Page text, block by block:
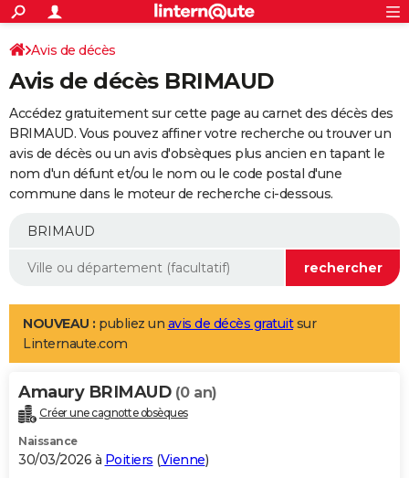
ACTUALITÉS
Politique
Société
Faits Divers
Education
Monde
Villes
+
SPORT
Coupe du monde 2026
Football
Tennis
Cyclisme
Rugby
Forum
Programme TV
TNT
Streaming
Cinéma
Sorties cinéma
Musique
+
FINANCE
Retraite
Epargne
Immobilier
Risques naturels par ville
Banque
Assurance
AUTO
Essais
Réserver un essai
Citadines
Berlines
SUV
Forum auto
+
Mobiles
Meilleur smartphone
Internet
Ordinateurs
Jeux vidéo
Guide high-tech
Aménagement intérieur
LIFESTYLE
Art de vivre
Bien-être
Loisirs
Mode
Modes de vie
Alimentation
Guide de la santé
Maladies
Médicaments
Sommeil
VOYAGE
Destinations
City break
Voyage nature
Voyage de noces
Forum
Climat
+PHOTO
GUIDES D'ACHAT
Avis de décès
Avis de décès BRIMAUD
Accédez gratuitement sur cette page au carnet des décès des
BRIMAUD. Vous pouvez affiner votre recherche ou trouver un
avis de décès ou un avis d'obsèques plus ancien en tapant le
nom d'un défunt et/ou le nom ou le code postal d'une
commune dans le moteur de recherche ci-dessous.
NOUVEAU : publiez un avis de décès gratuitsur
Linternaute.com
Amaury BRIMAUD (0 an)
Créer une cagnotte obsèques
Naissance
30/03/2026 à Poitiers (Vienne)